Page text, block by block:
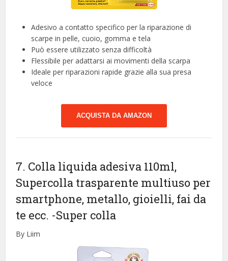
Adesivo a contatto specifico per la riparazione di
scarpe in pelle, cuoio, gomma e tela
Può essere utilizzato senza difficoltà
Flessibile per adattarsi ai movimenti della scarpa
Ideale per riparazioni rapide grazie alla sua presa
veloce
ACQUISTA DA AMAZON
7. Colla liquida adesiva 110ml,
Supercolla trasparente multiuso per
smartphone, metallo, gioielli, fai da
te ecc. -Super colla
By Liim